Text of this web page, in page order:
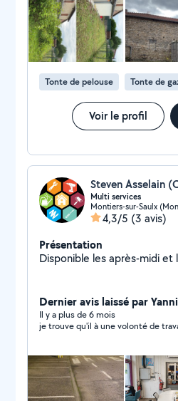
Tonte de pelouse Tonte de
Voir le profil
Multi services
Montiers-sur-Saulx
4,3/5 (3 avis)
Présentation
Disponible les après-midi et
Dernier avis laissé par
Il y a plus de 6 mois
je trouve qu'il à une volonté de